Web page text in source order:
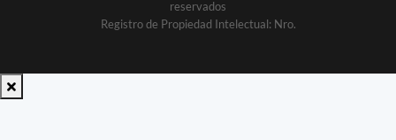
reservados
Registro de Propiedad Intelectual: Nro.